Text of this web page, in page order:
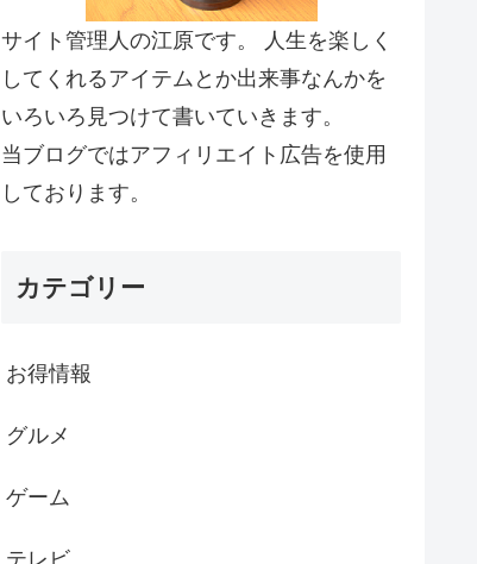
サイト管理人の江原です。 人生を楽しく
してくれるアイテムとか出来事なんかを
いろいろ見つけて書いていきます。
当ブログではアフィリエイト広告を使用
しております。
カテゴリー
お得情報
グルメ
ゲーム
テレビ